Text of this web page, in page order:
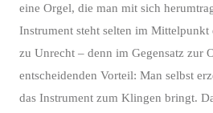
eine Orgel, die man mit sich
Instrument steht selten im
zu Unrecht – denn im Gegensatz zur
entscheidenden Vorteil: Man selbst
das Instrument zum Klingen bringt.